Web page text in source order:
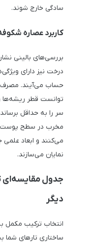
سادگی خارج شوند.
کاربرد عصاره
بررسی‌های بالینی
درخت نیز دارای
حساب می‌آیند. مصرف
توانست قطر ریشه‌ها
سر را به حداقل
مخرب در سطح پوست،
می‌کنند و ابعاد
نمایان می‌سازند.
جدول مقایسه‌ای
دیگر
انتخاب ترکیب مکمل
ساختاری تارهای شما